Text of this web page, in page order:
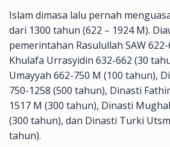
Islam dimasa lalu pernah
dari 1300 tahun (622 – 1924 M).
pemerintahan Rasulullah SAW
Khulafa Urrasyidin 632-662 (30
Umayyah 662-750 M (100 tahun),
750-1258 (500 tahun), Dinasti
1517 M (300 tahun), Dinasti
(300 tahun), dan Dinasti Turki
tahun).